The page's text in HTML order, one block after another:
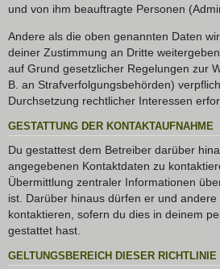
und von ihm beauftragte Personen
Andere als die oben genannten Daten
deiner Zustimmung an Dritte
auf Grund gesetzlicher Regelungen zur
B. an Strafverfolgungsbehörden)
Durchsetzung rechtlicher Interessen
GESTATTUNG DER KONTAKTAUFNAHME
Du gestattest dem Betreiber darüber
angegebenen Kontaktdaten zu
Übermittlung zentraler Informationen
ist. Darüber hinaus dürfen er und andere
kontaktieren, sofern du dies in deinem
gestattet hast.
GELTUNGSBEREICH DIESER RICHTLINIE